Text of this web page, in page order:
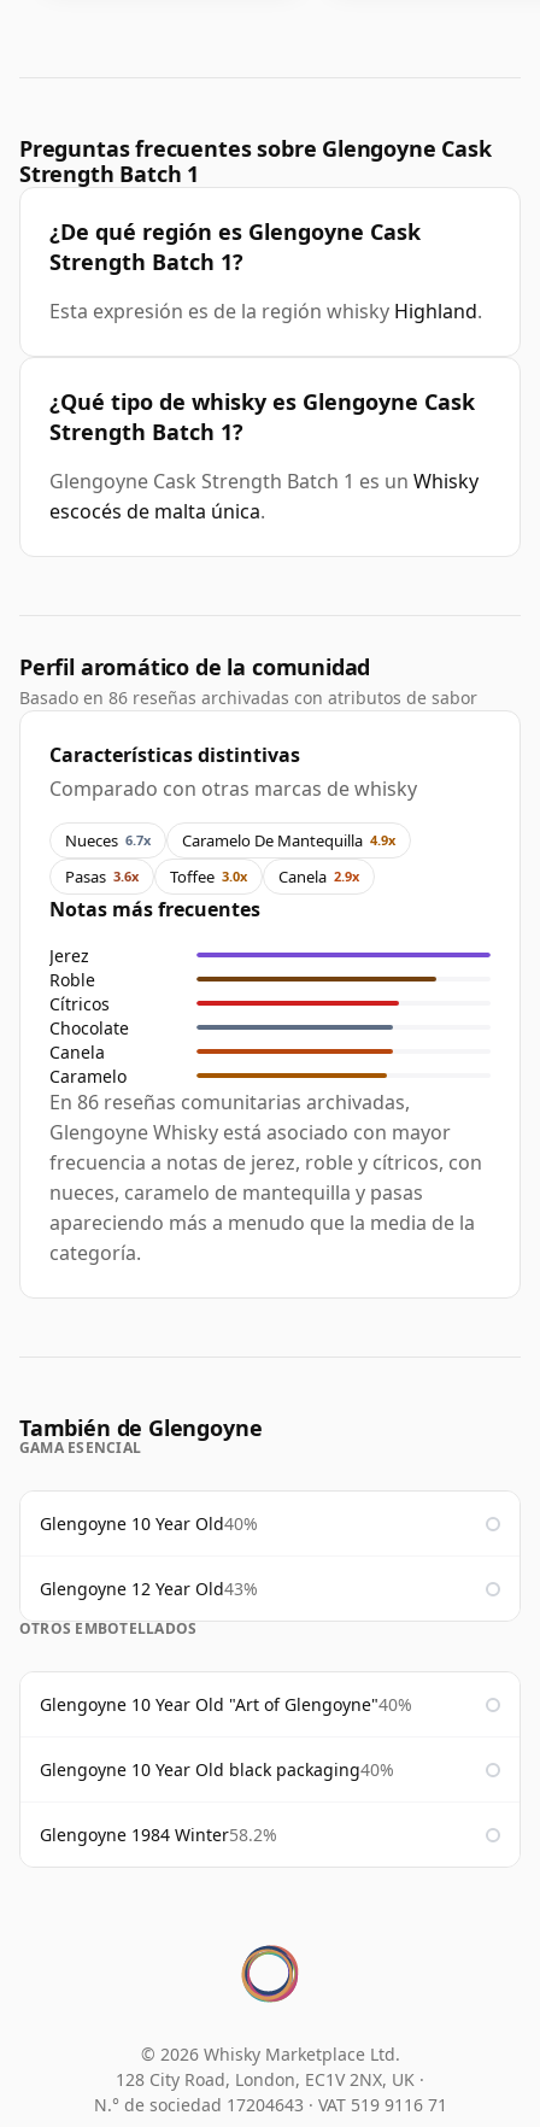
Preguntas frecuentes sobre Glengoyne Cask
Strength Batch 1
¿De qué región es Glengoyne Cask
Strength Batch 1?
Esta expresión es de la región whisky Highland.
¿Qué tipo de whisky es Glengoyne Cask
Strength Batch 1?
Glengoyne Cask Strength Batch 1 es un Whisky
escocés de malta única.
Perfil aromático de la comunidad
Basado en 86 reseñas archivadas con atributos de sabor
Características distintivas
Comparado con otras marcas de whisky
Nueces 6.7x Caramelo De Mantequilla 4.9x
Pasas 3.6x Toffee 3.0x Canela 2.9x
Notas más frecuentes
Jerez
Roble
Cítricos
Chocolate
Canela
Caramelo
En 86 reseñas comunitarias archivadas,
Glengoyne Whisky está asociado con mayor
frecuencia a notas de jerez, roble y cítricos, con
nueces, caramelo de mantequilla y pasas
apareciendo más a menudo que la media de la
categoría.
También de Glengoyne
GAMA ESENCIAL
Glengoyne 10 Year Old40%
Glengoyne 12 Year Old43%
OTROS EMBOTELLADOS
Glengoyne 10 Year Old "Art of Glengoyne"40%
Glengoyne 10 Year Old black packaging40%
Glengoyne 1984 Winter58.2%
© 2026 Whisky Marketplace Ltd.
128 City Road, London, EC1V 2NX, UK ·
N.° de sociedad 17204643 · VAT 519 9116 71